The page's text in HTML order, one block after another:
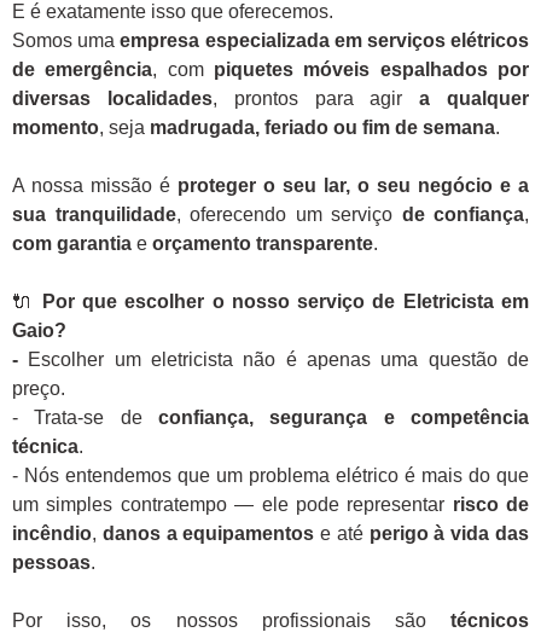
E é exatamente isso que oferecemos.
Somos umaempresa especializada em serviços elétricos
de emergência, com piquetes móveis espalhados por
diversas localidades, prontos para agira qualquer
momento, seja madrugada, feriado ou fim de semana.
A nossa missão é proteger o seu lar, o seu negócio e a
sua tranquilidade, oferecendo um serviço de confiança,
com garantia e orçamento transparente.
🔌
Por que escolher o nosso serviço de Eletricista em
Gaio?
- Escolher um eletricista não é apenas uma questão de
preço.
- Trata-se de confiança, segurança e competência
técnica.
- Nós entendemos que um problema elétrico é mais do que
um simples contratempo — ele pode representar risco de
incêndio, danos a equipamentos e até perigo à vida das
pessoas.
Por isso, os nossos profissionais são técnicos